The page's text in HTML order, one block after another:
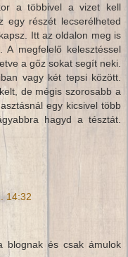
a többivel a vizet kell
egy részét lecserélheted
Itt az oldalon meg is
A megfelelő kelesztéssel
a gőz sokat segít neki.
vagy két tepsi között.
de mégis szorosabb a
egy kicsivel több
hagyd a tésztát.
14:32
blognak és csak ámulok